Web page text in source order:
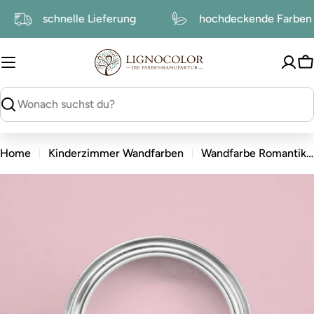
Inhalt
schnelle Lieferung hochdeckende
suchen
Home Kinderzimmer Wandfarben Wandfarbe Romantik Rosa